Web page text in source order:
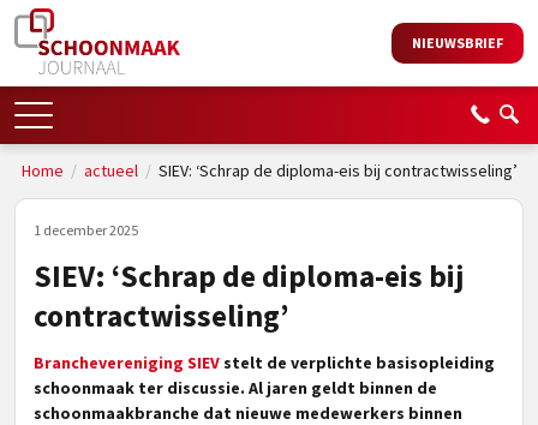
NIEUWSBRIEF
Home / actueel/ SIEV: ‘Schrap de diploma-eis bij contractwisseling’
1 december 2025
SIEV: ‘Schrap de diploma-eis bij
contractwisseling’
Branchevereniging SIEV stelt de verplichte basisopleiding
schoonmaak ter discussie. Al jaren geldt binnen de
schoonmaakbranche dat nieuwe medewerkers binnen